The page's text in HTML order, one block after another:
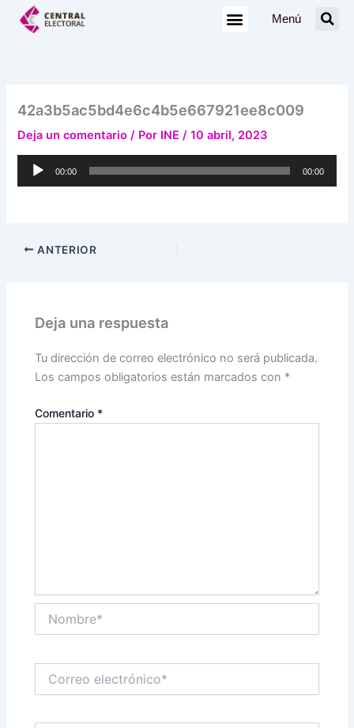
Menú
42a3b5ac5bd4e6c4b5e667921ee8c009
Deja un comentario / Por INE/10 abril, 2023
Reproductor
00:00 00:00
ANTERIOR
Deja una respuesta
Tu dirección de correo electrónico no será publicada.
Los campos obligatorios están marcados con *
Comentario *
electrónico*